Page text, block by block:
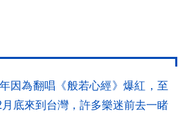
因為翻唱《般若心經》爆紅，至
底來到台灣，許多樂迷前去一睹